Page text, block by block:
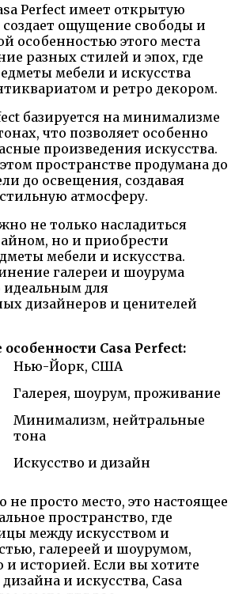
Perfect имеет открытую
ощущение свободы и
особенностью этого места
разных стилей и эпох, где
мебели и искусства
и ретро декором.
базируется на минимализме
что позволяет особенно
произведения искусства.
пространстве продумана до
до освещения, создавая
атмосферу.
не только насладиться
но и приобрести
мебели и искусства.
галереи и шоурума
идеальным для
дизайнеров и ценителей
Casa Perfect:
Нью-Йорк, США
Галерея, шоурум, проживание
Минимализм, нейтральные
тона
Искусство и дизайн
не просто место, это настоящее
пространство, где
между искусством и
галереей и шоурумом,
и историей. Если вы хотите
и искусства, Casa